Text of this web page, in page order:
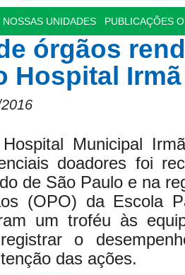
NOSSAS UNIDADES PUBLICAÇÕES
órgãos
Hospital
Municipal
doadores foi
de São Paulo e na
(OPO) da Escola
um troféu às
o
das ações.